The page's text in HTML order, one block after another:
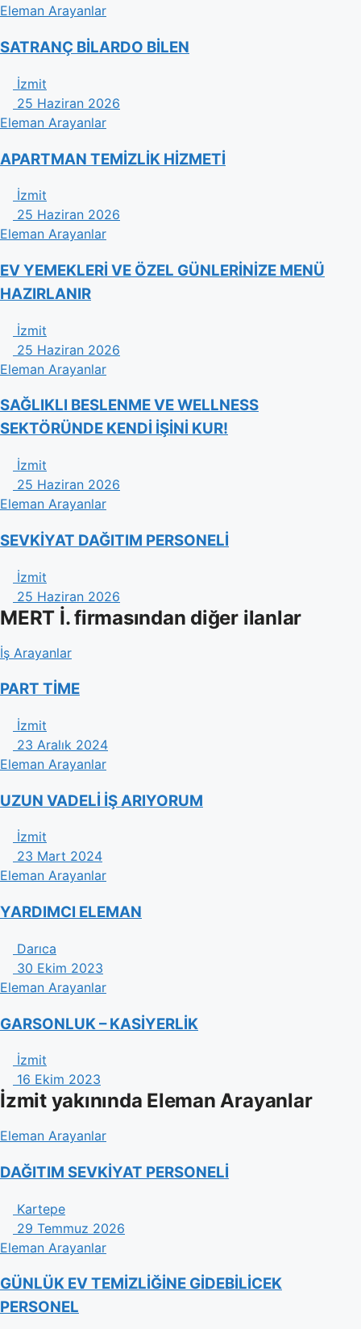
Eleman Arayanlar
SATRANÇ BİLARDO BİLEN
İzmit
25 Haziran 2026
Eleman Arayanlar
APARTMAN TEMİZLİK HİZMETİ
İzmit
25 Haziran 2026
Eleman Arayanlar
EV YEMEKLERİ VE ÖZEL GÜNLERİNİZE MENÜ
HAZIRLANIR
İzmit
25 Haziran 2026
Eleman Arayanlar
​SAĞLIKLI BESLENME VE WELLNESS
SEKTÖRÜNDE KENDİ İŞİNİ KUR!
İzmit
25 Haziran 2026
Eleman Arayanlar
SEVKİYAT DAĞITIM PERSONELİ
İzmit
25 Haziran 2026
MERT İ. firmasından diğer ilanlar
İş Arayanlar
PART TİME
İzmit
23 Aralık 2024
Eleman Arayanlar
UZUN VADELİ İŞ ARIYORUM
İzmit
23 Mart 2024
Eleman Arayanlar
YARDIMCI ELEMAN
Darıca
30 Ekim 2023
Eleman Arayanlar
GARSONLUK – KASİYERLİK
İzmit
16 Ekim 2023
İzmit yakınında Eleman Arayanlar
Eleman Arayanlar
DAĞITIM SEVKİYAT PERSONELİ
Kartepe
29 Temmuz 2026
Eleman Arayanlar
GÜNLÜK EV TEMİZLİĞİNE GİDEBİLİCEK
PERSONEL